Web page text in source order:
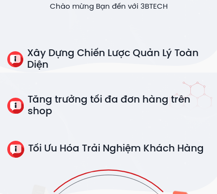
Chào mừng Bạn đến với 3BTECH
Xây Dựng Chiến Lược Quản Lý Toàn
Diện
Tăng trưởng tối đa đơn hàng trên
shop
Tối Ưu Hóa Trải Nghiệm Khách Hàng